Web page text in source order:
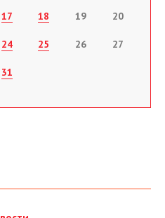
17 18 19 20
24 25 26 27
31